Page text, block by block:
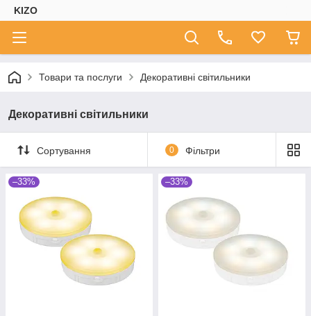
KIZO
Товари та послуги Декоративні світильники
Декоративні світильники
Сортування 0 Фільтри
–33% –33%